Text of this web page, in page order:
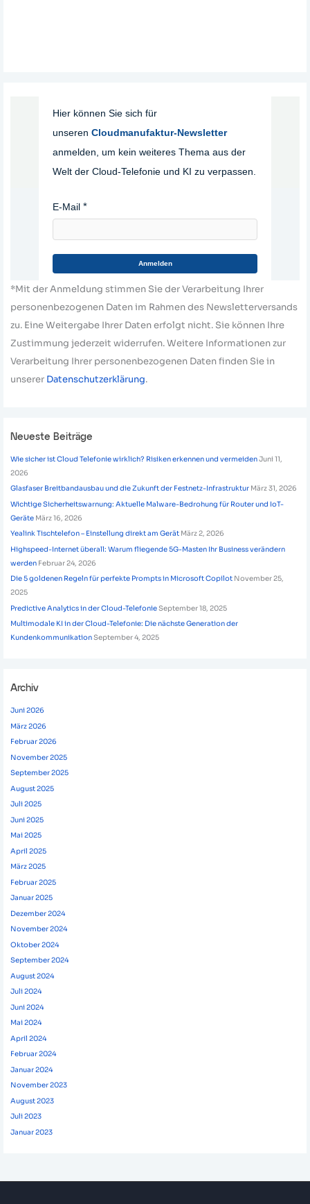
Hier können Sie sich für
unseren Cloudmanufaktur-Newsletter
anmelden, um kein weiteres Thema aus der
Welt der Cloud-Telefonie und KI zu verpassen.
E-Mail
Anmelden
*Mit der Anmeldung stimmen Sie der Verarbeitung Ihrer
personenbezogenen Daten im Rahmen des Newsletterversands
zu. Eine Weitergabe Ihrer Daten erfolgt nicht. Sie können Ihre
Zustimmung jederzeit widerrufen. Weitere Informationen zur
Verarbeitung Ihrer personenbezogenen Daten finden Sie in
unserer Datenschutzerklärung.
Neueste Beiträge
Wie sicher ist Cloud Telefonie wirklich? Risiken erkennen und vermeidenJuni 11,
2026
Glasfaser Breitbandausbau und die Zukunft der Festnetz-Infrastruktur März 31, 2026
Wichtige Sicherheitswarnung: Aktuelle Malware-Bedrohung für Router und IoT-
Geräte März 16, 2026
Yealink Tischtelefon – Einstellung direkt am Gerät März 2, 2026
Highspeed-Internet überall: Warum fliegende 5G-Masten Ihr Business verändern
werden Februar 24, 2026
Die 5 goldenen Regeln für perfekte Prompts in Microsoft Copilot November 25,
2025
Predictive Analytics in der Cloud-TelefonieSeptember 18, 2025
Multimodale KI in der Cloud-Telefonie: Die nächste Generation der
KundenkommunikationSeptember 4, 2025
Archiv
Juni 2026
März 2026
Februar 2026
November 2025
September 2025
August 2025
Juli 2025
Juni 2025
Mai 2025
April 2025
März 2025
Februar 2025
Januar 2025
Dezember 2024
November 2024
Oktober 2024
September 2024
August 2024
Juli 2024
Juni 2024
Mai 2024
April 2024
Februar 2024
Januar 2024
November 2023
August 2023
Juli 2023
Januar 2023